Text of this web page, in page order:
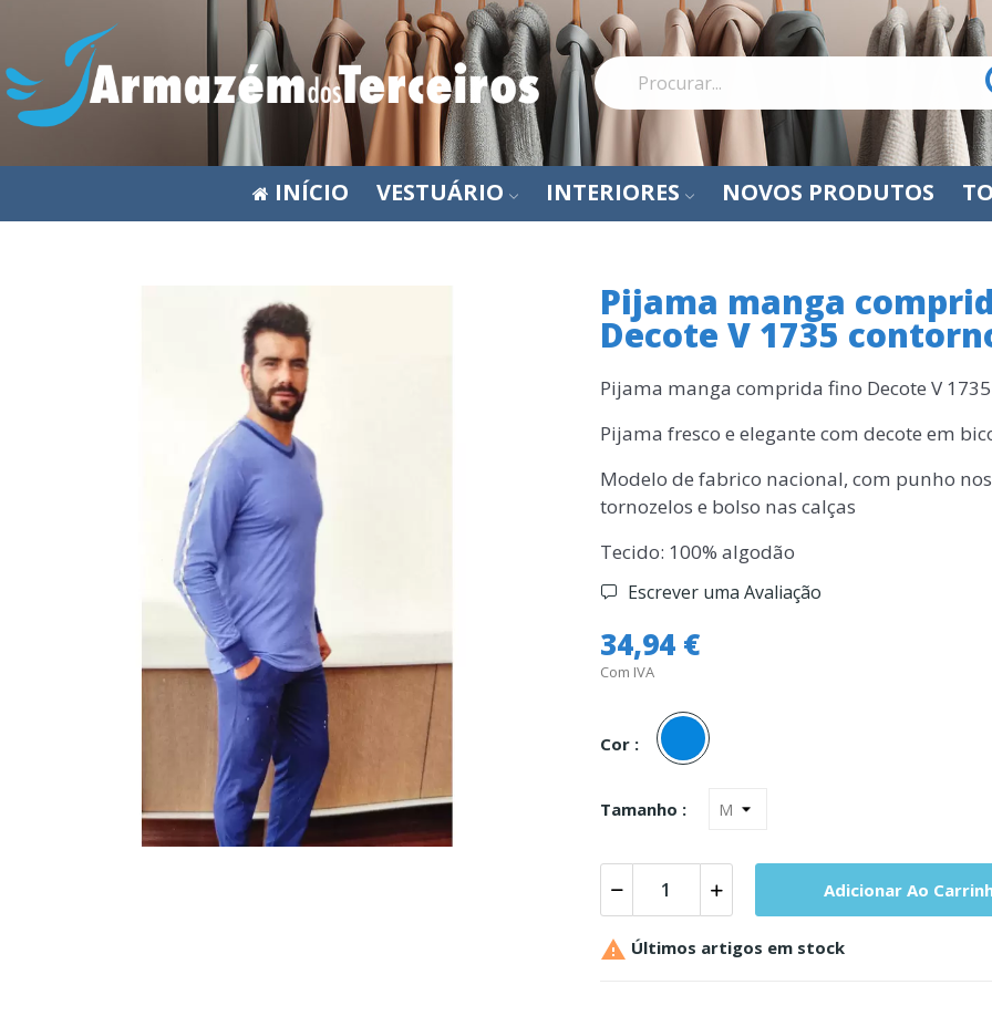
INÍCIO VESTUÁRIO INTERIORES NOVOS PRODUTOS
Pijama manga
Decote V 1735
Pijama manga comprida fino Decote V
Pijama fresco e elegante com decote em
Modelo de fabrico nacional, com punho
tornozelos e bolso nas calças
Tecido: 100% algodão
Escrever uma Avaliação
34,94 €
Com IVA
Cor :
Azul
Tamanho :
Adicionar Ao
 Últimos artigos em stock